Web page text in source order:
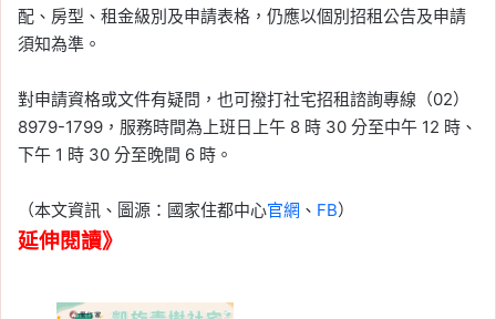
配、房型、租金級別及申請表格，仍應以個別招租公告及申請
須知為準。
對申請資格或文件有疑問，也可撥打社宅招租諮詢專線（02）
8979-1799，服務時間為上班日上午 8 時 30 分至中午 12 時、
下午 1 時 30 分至晚間 6 時。
（本文資訊、圖源：國家住都中心官網 、 FB）
延伸閱讀》